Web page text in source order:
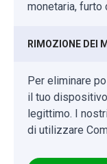
monetaria, furto
RIMOZIONE DEI
Per eliminare
il tuo
legittimo. I
di utilizzare